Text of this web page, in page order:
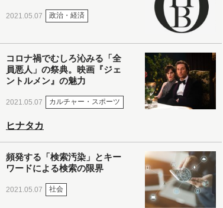
2021.05.07 政治・経済
コロナ禍でむしろ沁みる「全
員悪人」の祭典。映画『ジェ
ントルメン』の魅力
2021.05.07 カルチャー・スポーツ
ヒナタカ
頻発する「検索汚染」とキー
ワードによる検索の限界
2021.05.07 社会